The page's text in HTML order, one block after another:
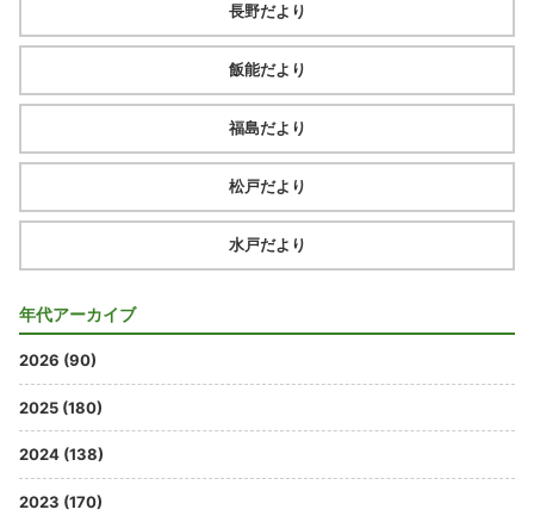
長野だより
飯能だより
福島だより
松戸だより
水戸だより
年代アーカイブ
2026 (90)
2025 (180)
2024 (138)
2023 (170)